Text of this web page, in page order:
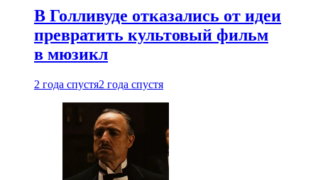
В Голливуде отказались от идеи
превратить культовый фильм
в мюзикл
2 года спустя2 года спустя